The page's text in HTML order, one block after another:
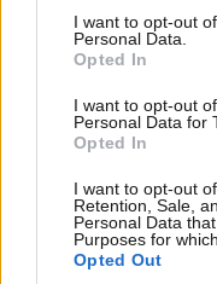
consent section.
I want to opt-out
Personal Data.
Opted In
I want to opt-out
Personal Data for
Opted In
I want to opt-out
Retention, Sale,
Personal Data
Purposes for
Opted Out